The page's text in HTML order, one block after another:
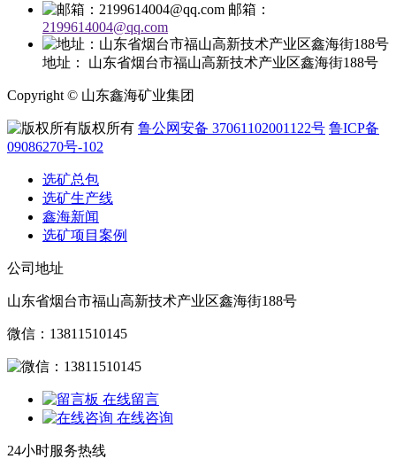
邮箱：
2199614004@qq.com
地址： 山东省烟台市福山高新技术产业区鑫海街188号
Copyright © 山东鑫海矿业集团
版权所有 鲁公网安备 37061102001122号 鲁ICP备
09086270号-102
选矿总包
选矿生产线
鑫海新闻
选矿项目案例
公司地址
山东省烟台市福山高新技术产业区鑫海街188号
微信：13811510145
在线留言
在线咨询
24小时服务热线